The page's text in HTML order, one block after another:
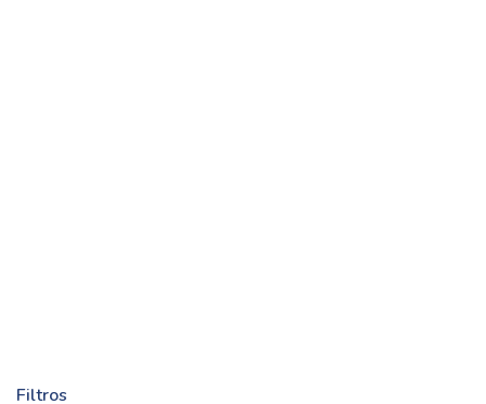
Filtros